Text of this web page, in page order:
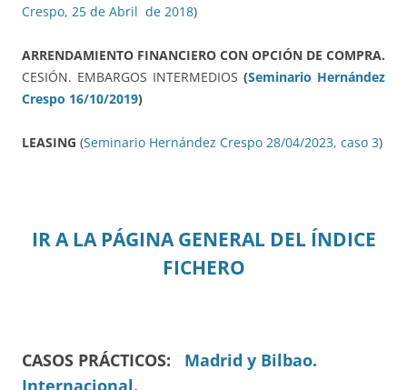
Crespo, 25 de Abril de 2018)
ARRENDAMIENTO FINANCIERO CON OPCIÓN DE COMPRA.
CESIÓN. EMBARGOS INTERMEDIOS (Seminario Hernández
Crespo 16/10/2019)
LEASING (Seminario Hernández Crespo 28/04/2023, caso 3)
IR A LA PÁGINA GENERAL DEL ÍNDICE
FICHERO
CASOS PRÁCTICOS: Madrid y Bilbao.